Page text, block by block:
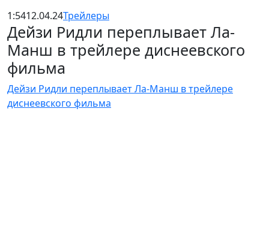
1:5412.04.24Трейлеры
Дейзи Ридли переплывает Ла-
Манш в трейлере диснеевского
фильма
Дейзи Ридли переплывает Ла-Манш в трейлере
диснеевского фильма